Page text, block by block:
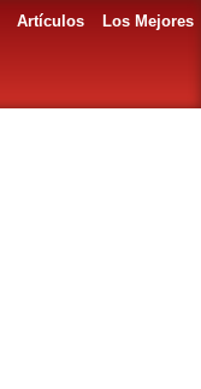
Artículos
Los Mejores